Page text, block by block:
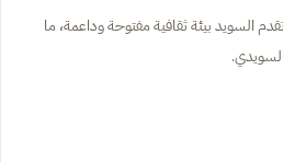
السويد بيئة ثقافية مفتوحة وداعمة، ما